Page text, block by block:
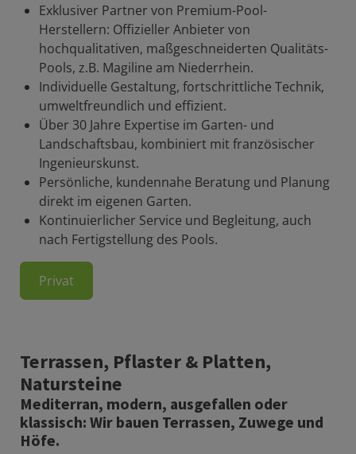
Exklusiver Partner von Premium-Pool-
Herstellern: Offizieller Anbieter von
hochqualitativen, maßgeschneiderten Qualitäts-
Pools, z.B. Magiline am Niederrhein.
Individuelle Gestaltung, fortschrittliche Technik,
umweltfreundlich und effizient.
Über 30 Jahre Expertise im Garten- und
Landschaftsbau, kombiniert mit französischer
Ingenieurskunst.
Persönliche, kundennahe Beratung und Planung
direkt im eigenen Garten.
Kontinuierlicher Service und Begleitung, auch
nach Fertigstellung des Pools.
Privat
Terrassen, Pflaster & Platten,
Natursteine
Mediterran, modern, ausgefallen oder
klassisch: Wir bauen Terrassen, Zuwege und
Höfe.